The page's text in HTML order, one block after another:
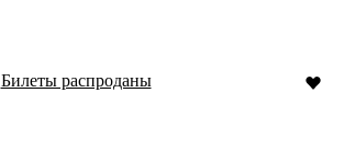
Билеты распроданы